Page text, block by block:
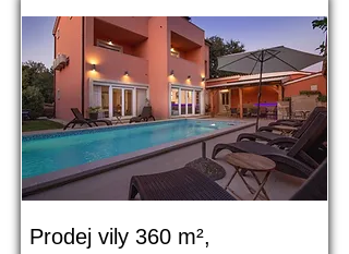
Prodej vily 360 m²,